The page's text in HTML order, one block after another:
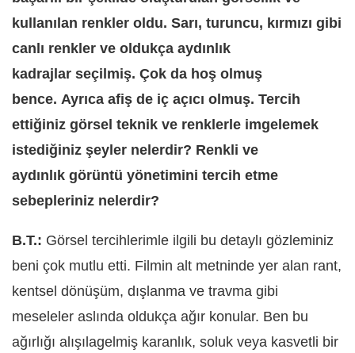
kullanılan renkler oldu. Sarı, turuncu, kırmızı gibi
canlı renkler ve oldukça aydınlık
kadrajlar seçilmiş. Çok da hoş olmuş
bence. Ayrıca afiş de iç açıcı olmuş. Tercih
ettiğiniz görsel teknik ve renklerle imgelemek
istediğiniz şeyler nelerdir? Renkli ve
aydınlık görüntü yönetimini tercih etme
sebepleriniz nelerdir?
B.T.: Görsel tercihlerimle ilgili bu detaylı gözleminiz
beni çok mutlu etti. Filmin alt metninde yer alan rant,
kentsel dönüşüm, dışlanma ve travma gibi
meseleler aslında oldukça ağır konular. Ben bu
ağırlığı alışılagelmiş karanlık, soluk veya kasvetli bir